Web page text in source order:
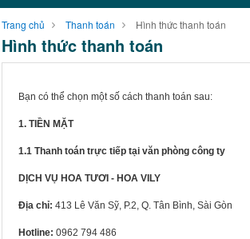
Trang chủ Thanh toán Hình thức thanh toán
Hình thức thanh toán
Bạn có thể chọn một số cách thanh toán sau:
1. TIỀN MẶT
1.1 Thanh toán trực tiếp tại văn phòng công ty
DỊCH VỤ HOA TƯƠI - HOA VILY
Địa chỉ: 413 Lê Văn Sỹ, P.2, Q. Tân Bình, Sài Gòn
Hotline: 0962 794 486